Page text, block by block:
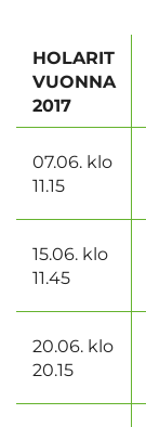
HOLARIT
VUONNA
2017
07.06. klo
11.15
15.06. klo
11.45
20.06. klo
20.15